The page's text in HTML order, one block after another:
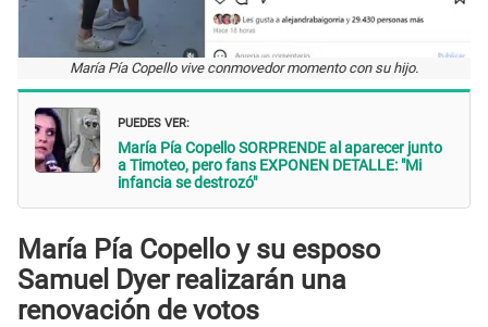
María Pía Copello vive conmovedor momento con su hijo.
PUEDES VER:
María Pía Copello SORPRENDE al aparecer junto
a Timoteo, pero fans EXPONEN DETALLE: "Mi
infancia se destrozó"
María Pía Copello y su esposo
Samuel Dyer realizarán una
renovación de votos